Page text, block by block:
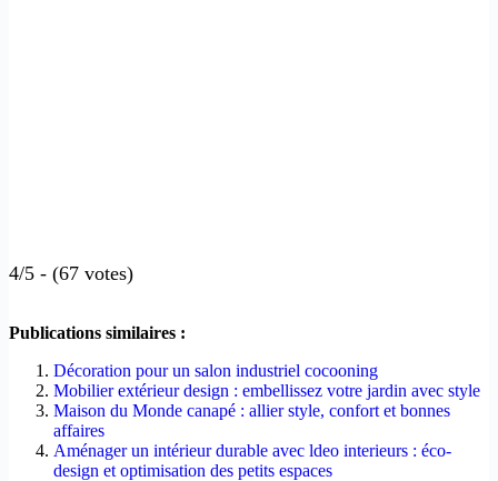
4/5 - (67 votes)
Publications similaires :
Décoration pour un salon industriel cocooning
Mobilier extérieur design : embellissez votre jardin avec style
Maison du Monde canapé : allier style, confort et bonnes
affaires
Aménager un intérieur durable avec ldeo interieurs : éco-
design et optimisation des petits espaces